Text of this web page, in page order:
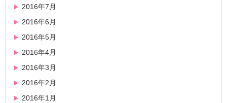
2016年7月
2016年6月
2016年5月
2016年4月
2016年3月
2016年2月
2016年1月